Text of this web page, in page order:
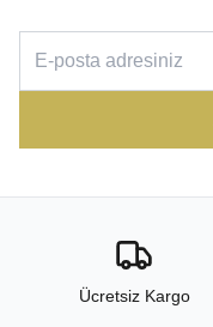
Ücretsiz Kargo